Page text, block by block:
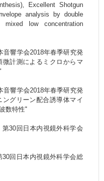
Excellent Shotgun
analysis by double
mixed low concentration
音響学会2018年春季研究発
計測によるミクロからマ
音響学会2018年春季研究発
グリーン配合誘導体マイ
数特性"
30回日本内視鏡外科学会
回日本内視鏡外科学会総